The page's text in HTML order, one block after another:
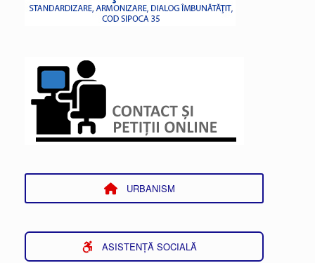
URBANISM
ASISTENȚĂ SOCIALĂ